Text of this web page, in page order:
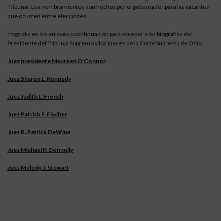
Tribunal. Los nombramientos son hechos por el gobernador para las vacantes
que ocurren entre elecciones.
Haga clic en los enlaces a continuación para acceder a las biografías del
Presidente del Tribunal Supremo y los jueces de la Corte Suprema de Ohio.
Juez presidente Maureen O'Connor
Juez Sharon L. Kennedy
Juez Judith L. French
Juez Patrick F. Fischer
Juez R. Patrick DeWine
Juez Michael P. Donnelly
Juez Melody J. Stewart